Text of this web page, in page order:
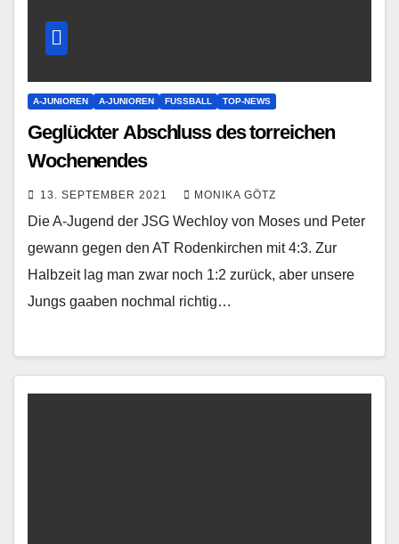
A-JUNIOREN A-JUNIOREN FUSSBALL TOP-NEWS
Geglückter Abschluss des torreichen
Wochenendes
13. SEPTEMBER 2021 MONIKA GÖTZ
Die A-Jugend der JSG Wechloy von Moses und Peter
gewann gegen den AT Rodenkirchen mit 4:3. Zur
Halbzeit lag man zwar noch 1:2 zurück, aber unsere
Jungs gaaben nochmal richtig…